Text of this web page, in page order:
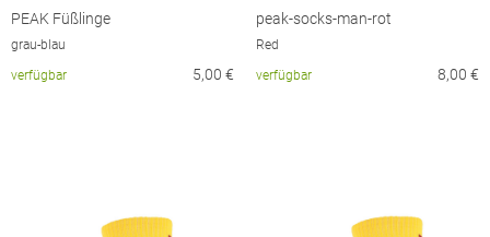
PEAK Füßlinge
grau-blau
verfügbar
5,00 €
peak-socks-man-rot
Red
verfügbar
8,00 €